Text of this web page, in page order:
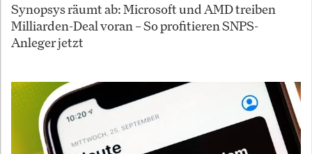
Synopsys räumt ab: Microsoft und AMD treiben
Milliarden-Deal voran – So profitieren SNPS-
Anleger jetzt